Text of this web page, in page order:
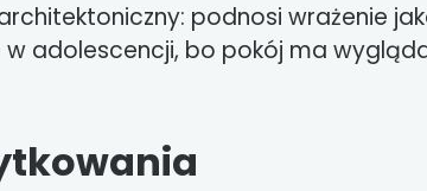
podnosi wrażenie
adolescencji, bo pokój ma